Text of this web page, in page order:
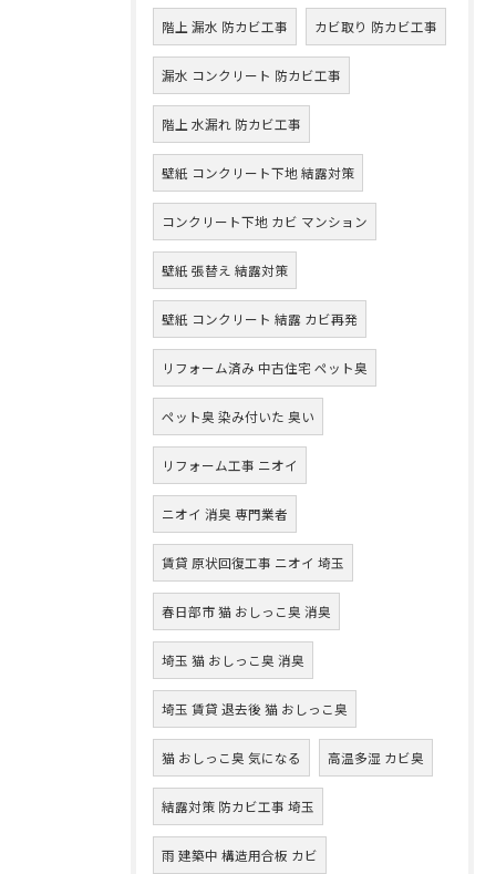
階上 漏水 防カビ工事 カビ取り 防カビ工事
漏水 コンクリート 防カビ工事
階上 水漏れ 防カビ工事
壁紙 コンクリート下地 結露対策
コンクリート下地 カビ マンション
壁紙 張替え 結露対策
壁紙 コンクリート 結露 カビ再発
リフォーム済み 中古住宅 ペット臭
ペット臭 染み付いた 臭い
リフォーム工事 ニオイ
ニオイ 消臭 専門業者
賃貸 原状回復工事 ニオイ 埼玉
春日部市 猫 おしっこ臭 消臭
埼玉 猫 おしっこ臭 消臭
埼玉 賃貸 退去後 猫 おしっこ臭
猫 おしっこ臭 気になる 高温多湿 カビ臭
結露対策 防カビ工事 埼玉
雨 建築中 構造用合板 カビ